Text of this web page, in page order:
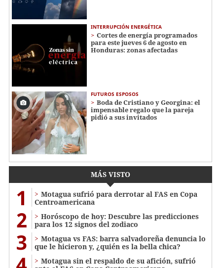
INTERRUPCIÓN ENERGÉTICA
Cortes de energía programados
para este jueves 6 de agosto en
Honduras: zonas afectadas
FUTUROS ESPOSOS
Boda de Cristiano y Georgina: el
impensable regalo que la pareja
pidió a sus invitados
MÁS VISTO
1
Motagua sufrió para derrotar al FAS en Copa
Centroamericana
2
Horóscopo de hoy: Descubre las predicciones
para los 12 signos del zodiaco
3
Motagua vs FAS: barra salvadoreña denuncia lo
que le hicieron y, ¿quién es la bella chica?
Motagua sin el respaldo de su afición, sufrió